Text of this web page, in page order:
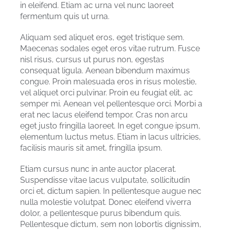
in eleifend. Etiam ac urna vel nunc laoreet
fermentum quis ut urna.
Aliquam sed aliquet eros, eget tristique sem.
Maecenas sodales eget eros vitae rutrum. Fusce
nisl risus, cursus ut purus non, egestas
consequat ligula. Aenean bibendum maximus
congue. Proin malesuada eros in risus molestie,
vel aliquet orci pulvinar. Proin eu feugiat elit, ac
semper mi. Aenean vel pellentesque orci. Morbi a
erat nec lacus eleifend tempor. Cras non arcu
eget justo fringilla laoreet. In eget congue ipsum,
elementum luctus metus. Etiam in lacus ultricies,
facilisis mauris sit amet, fringilla ipsum.
Etiam cursus nunc in ante auctor placerat.
Suspendisse vitae lacus vulputate, sollicitudin
orci et, dictum sapien. In pellentesque augue nec
nulla molestie volutpat. Donec eleifend viverra
dolor, a pellentesque purus bibendum quis.
Pellentesque dictum, sem non lobortis dignissim,